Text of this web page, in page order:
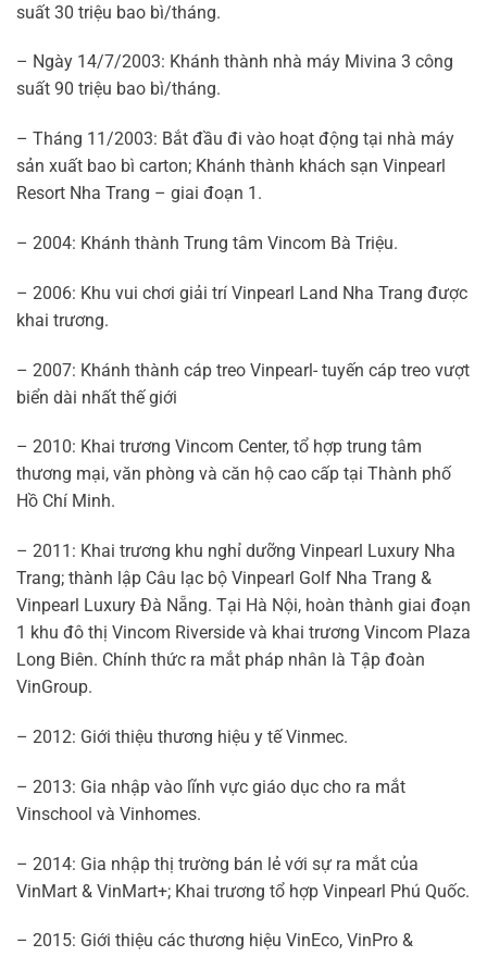
suất 30 triệu bao bì/tháng.
– Ngày 14/7/2003: Khánh thành nhà máy Mivina 3 công
suất 90 triệu bao bì/tháng.
– Tháng 11/2003: Bắt đầu đi vào hoạt động tại nhà máy
sản xuất bao bì carton; Khánh thành khách sạn Vinpearl
Resort Nha Trang – giai đoạn 1.
– 2004: Khánh thành Trung tâm Vincom Bà Triệu.
– 2006: Khu vui chơi giải trí Vinpearl Land Nha Trang được
khai trương.
– 2007: Khánh thành cáp treo Vinpearl- tuyến cáp treo vượt
biển dài nhất thế giới
– 2010: Khai trương Vincom Center, tổ hợp trung tâm
thương mại, văn phòng và căn hộ cao cấp tại Thành phố
Hồ Chí Minh.
– 2011: Khai trương khu nghỉ dưỡng Vinpearl Luxury Nha
Trang; thành lập Câu lạc bộ Vinpearl Golf Nha Trang &
Vinpearl Luxury Đà Nẵng. Tại Hà Nội, hoàn thành giai đoạn
1 khu đô thị Vincom Riverside và khai trương Vincom Plaza
Long Biên. Chính thức ra mắt pháp nhân là Tập đoàn
VinGroup.
– 2012: Giới thiệu thương hiệu y tế Vinmec.
– 2013: Gia nhập vào lĩnh vực giáo dục cho ra mắt
Vinschool và Vinhomes.
– 2014: Gia nhập thị trường bán lẻ với sự ra mắt của
VinMart & VinMart+; Khai trương tổ hợp Vinpearl Phú Quốc.
– 2015: Giới thiệu các thương hiệu VinEco, VinPro &